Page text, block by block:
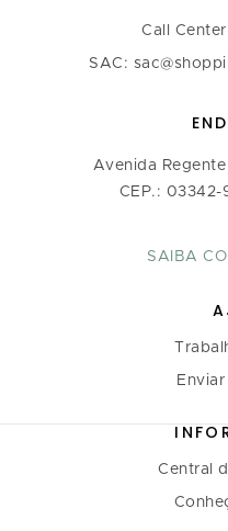
Call
SAC:
Avenida
CEP.:
SAIBA
Central